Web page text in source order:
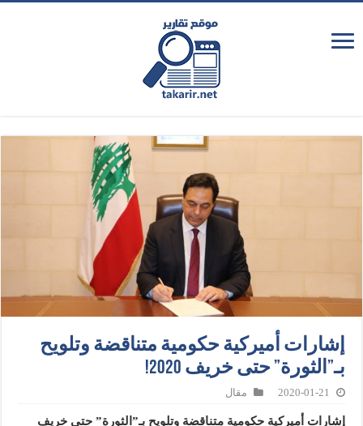
إشارات أميركية حكومية متناقضة وتلويح
بـ”الثورة” حتى خريف 2020!
2020-01-21 مقال
إشارات أميركية حكومية متناقضة وتلويح بـ”الثورة” حتى خريف